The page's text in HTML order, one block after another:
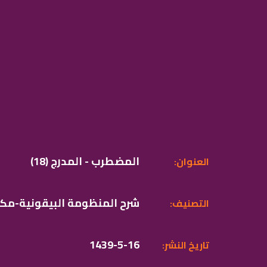
(18) المضطرب - المدرج :العنوان
شرح المنظومة البيقونية- :التصنيف
1439-5-16 :تاريخ النشر